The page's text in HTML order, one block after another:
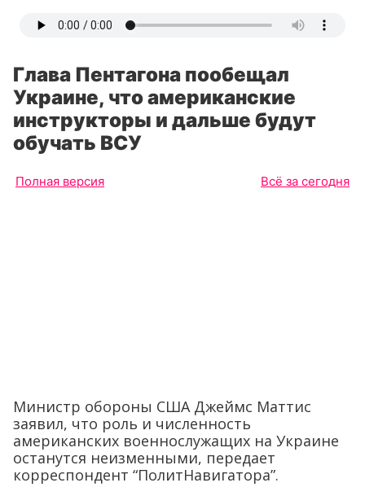
Глава Пентагона пообещал
Украине, что американские
инструкторы и дальше будут
обучать ВСУ
Полная версия Всё за сегодня
Министр обороны США Джеймс Маттис
заявил, что роль и численность
американских военнослужащих на Украине
останутся неизменными, передает
корреспондент “ПолитНавигатора”.